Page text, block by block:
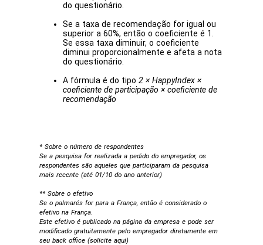
do questionário.
Se a taxa de recomendação for igual ou
superior a 60%, então o coeficiente é 1.
Se essa taxa diminuir, o coeficiente
diminui proporcionalmente e afeta a nota
do questionário.
A fórmula é do tipo2 × HappyIndex ×
coeficiente de participação × coeficiente de
recomendação
* Sobre o número de respondentes
Se a pesquisa for realizada a pedido do empregador, os
respondentes são aqueles que participaram da pesquisa
mais recente (até 01/10 do ano anterior)
** Sobre o efetivo
Se o palmarés for para a França, então é considerado o
efetivo na França.
Este efetivo é publicado na página da empresa e pode ser
modificado gratuitamente pelo empregador diretamente em
seu back office (solicite aqui)